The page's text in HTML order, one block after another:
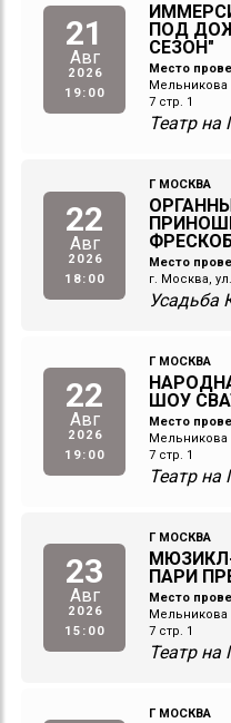
21
Авг
2026
19:00
ПОД
СЕЗОН"
Место
Мельникова
7 стр. 1
Театр
22
Авг
2026
18:00
Г МОСКВА
Место
г. Москва,
Усадьба
22
Авг
2026
19:00
Г МОСКВА
ШОУ
Место
Мельникова
7 стр. 1
Театр
23
Авг
2026
15:00
Г МОСКВА
ПАРИ
Место
Мельникова
7 стр. 1
Театр
Г МОСКВА